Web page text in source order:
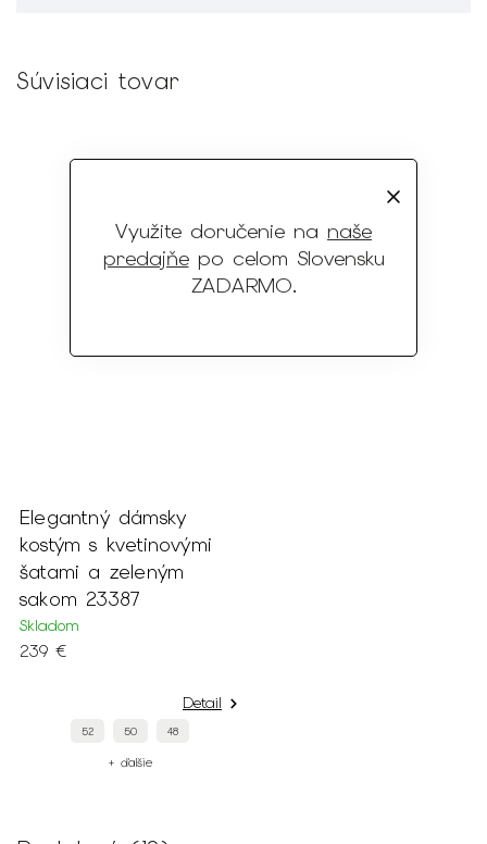
Využite doručenie na naše
predajňepo celom Slovensku
ZADARMO.
Súvisiaci tovar
Elegantný dámsky
kostým s kvetinovými
šatami a zeleným
sakom 23387
Skladom
239 €
Detail
52 50 48
+ ďalšie